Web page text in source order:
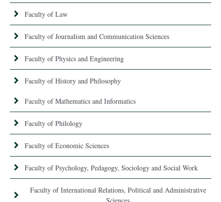
Faculty of Law
Faculty of Journalism and Communication Sciences
Faculty of Physics and Engineering
Faculty of History and Philosophy
Faculty of Mathematics and Informatics
Faculty of Philology
Faculty of Economic Sciences
Faculty of Psychology, Pedagogy, Sociology and Social Work
Faculty of International Relations, Political and Administrative